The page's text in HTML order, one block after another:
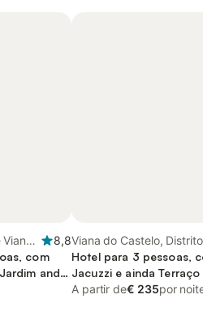
8,8
com
and
Viana do Castelo,
do Castelo
Hotel para 3 pessoas,
Jacuzzi e ainda
A partir de€ 235por